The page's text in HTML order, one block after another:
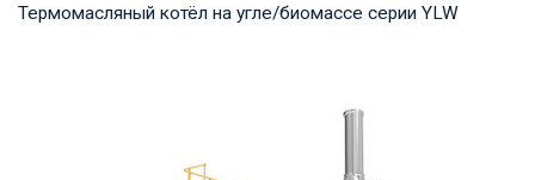
Термомасляный котёл на угле/биомассе серии YLW
мощность продукта: 1,400-29,000 кВт Температ...